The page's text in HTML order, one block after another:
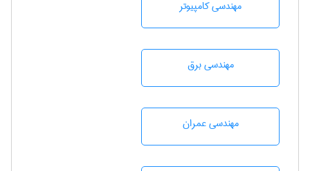
مهندسی كامپيوتر
مهندسی برق
مهندسی عمران